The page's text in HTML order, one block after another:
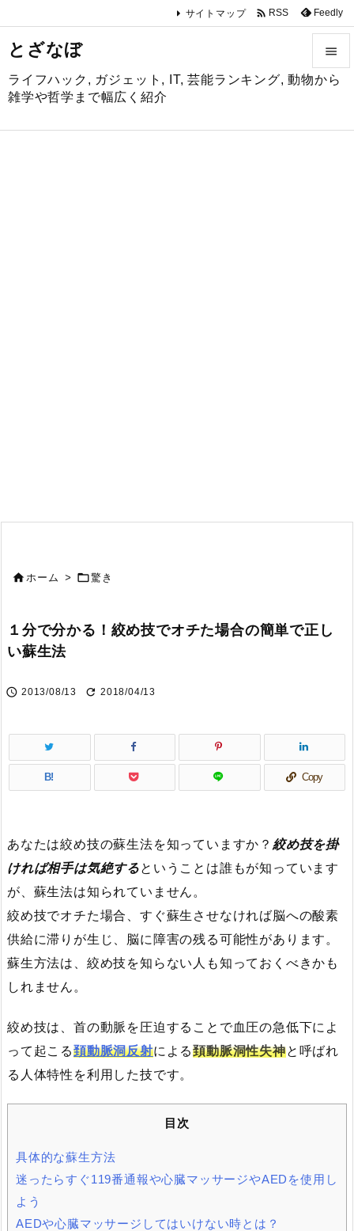
とざなぼ
ライフハック, ガジェット, IT, 芸能ランキング, 動物から
雑学や哲学まで幅広く紹介



サイトマップ  RSS Feedly
ホーム > 驚き
１分で分かる！絞め技でオチた場合の簡単で正し
い蘇生法
 2013/08/13  2018/04/13
B! Copy
あなたは絞め技の蘇生法を知っていますか？絞め技を掛
ければ相手は気絶するということは誰もが知っています
が、蘇生法は知られていません。
絞め技でオチた場合、すぐ蘇生させなければ脳への酸素
供給に滞りが生じ、脳に障害の残る可能性があります。
蘇生方法は、絞め技を知らない人も知っておくべきかも
しれません。
絞め技は、首の動脈を圧迫することで血圧の急低下によ
って起こる頚動脈洞反射による頚動脈洞性失神と呼ばれ
る人体特性を利用した技です。
目次
具体的な蘇生方法
迷ったらすぐ119番通報や心臓マッサージやAEDを使用し
よう
AEDや心臓マッサージしてはいけない時とは？